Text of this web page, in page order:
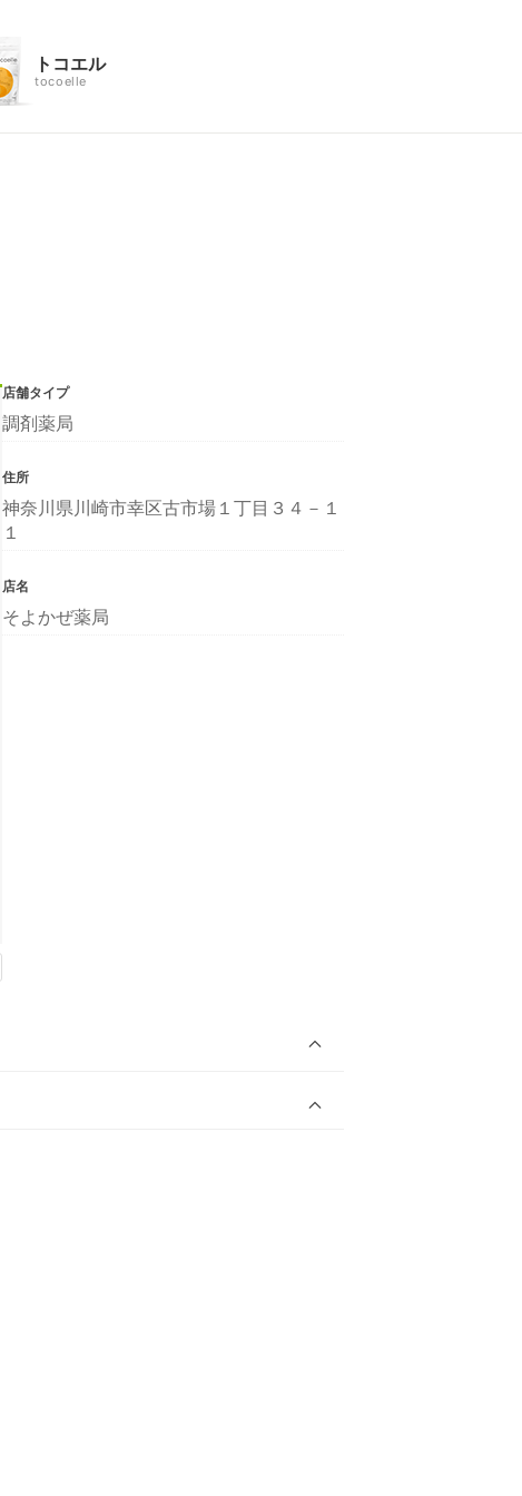
トコエル
tocoelle
店舗タイプ
調剤薬局
住所
神奈川県川崎市幸区古市場１丁目３４－１
１
店名
そよかぜ薬局